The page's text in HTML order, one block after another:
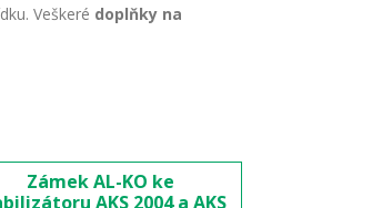
Veškeré doplňky na
Zámek AL-KO ke
AKS 2004 a AKS